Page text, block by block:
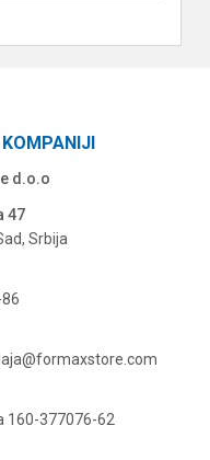
d.o.o
47
Srbija
160-377076-62